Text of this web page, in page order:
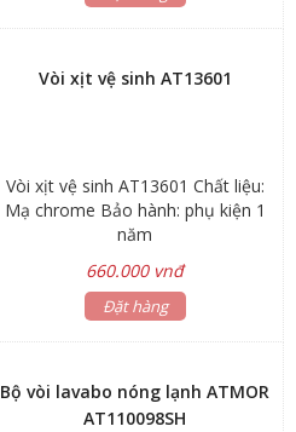
Vòi xịt vệ sinh AT13601
Vòi xịt vệ sinh AT13601 Chất liệu:
Mạ chrome Bảo hành: phụ kiện 1
năm
660.000 vnđ
Đặt hàng
Bộ vòi lavabo nóng lạnh ATMOR
AT110098SH